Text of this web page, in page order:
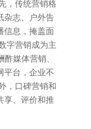
，传统营销格
杂志、户外告
信息，掩盖面
字营销成为主
媒体营销、
平台，企业不
，口碑营销和
享、评价和推